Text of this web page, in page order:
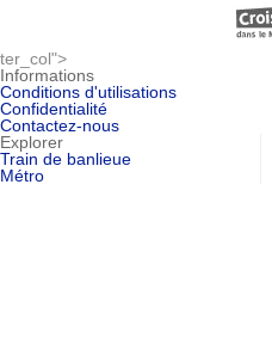
ter_col">
Informations
Conditions d'utilisations
Confidentialité
Contactez-nous
Explorer
Train de banlieue
Métro